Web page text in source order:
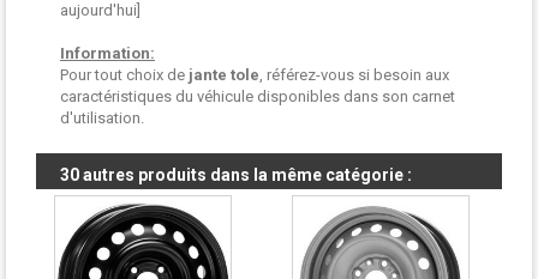
aujourd'hui]
Information:
Pour tout choix de jante tole, référez-vous si besoin aux
caractéristiques du véhicule disponibles dans son carnet
d'utilisation.
30 autres produits dans la même catégorie :